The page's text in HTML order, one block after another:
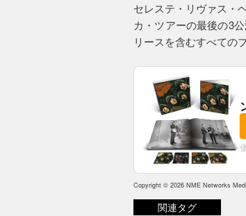
セレステ・リヴァス・
カ・ツアーの最後の3
リースを含むすべての
Copyright © 2026 NME Networks
関連タグ